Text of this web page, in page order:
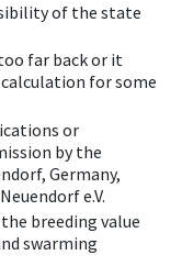
of the state
far back or it
for some
or
by the
Germany,
e.V.
breeding value
swarming